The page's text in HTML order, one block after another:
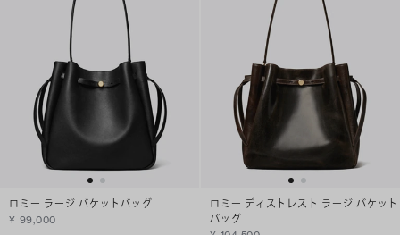
ロミー ラージ バケットバッグ
¥ 99,000
ロミー ディストレスト ラージ バケット
バッグ